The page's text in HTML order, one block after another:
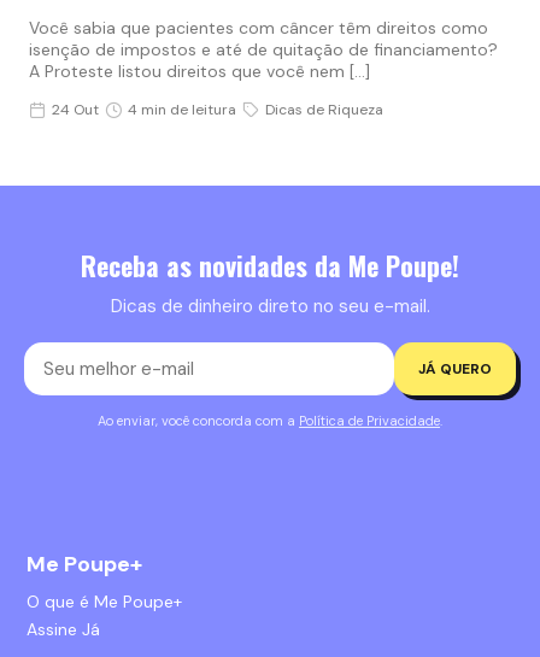
Você sabia que pacientes com câncer têm direitos como
isenção de impostos e até de quitação de financiamento?
A Proteste listou direitos que você nem […]
24 Out 4 min de leitura Dicas de Riqueza
Receba as novidades da Me Poupe!
Dicas de dinheiro direto no seu e-mail.
JÁ QUERO
Ao enviar, você concorda com a Política de Privacidade
Me Poupe+
O que é Me Poupe+
Assine Já